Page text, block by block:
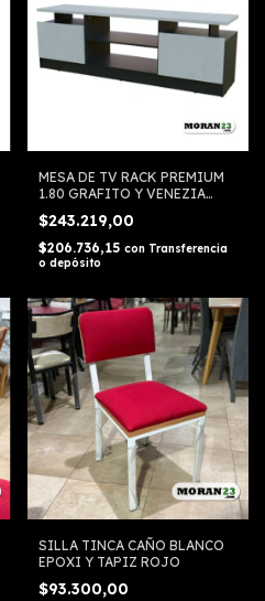
MESA DE TV RACK PREMIUM
1.80 GRAFITO Y VENEZIA
$243.219,00
$206.736,15 con Transferencia
o depósito
SILLA TINCA CAÑO BLANCO
EPOXI Y TAPIZ ROJO
$93.300,00